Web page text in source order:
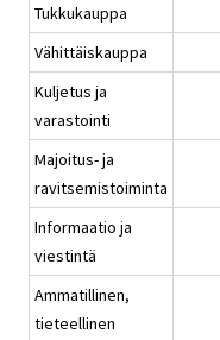
Tukkukauppa
Vähittäiskauppa
Kuljetus ja
varastointi
Majoitus- ja
ravitsemistoiminta
Informaatio ja
viestintä
Ammatillinen,
tieteellinen